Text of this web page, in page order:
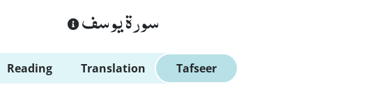
سورة يوسف
Reading Translation Tafseer